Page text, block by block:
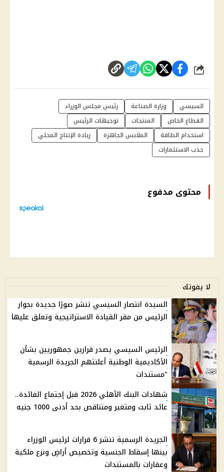
شارك
السيسي وزارة الصناعة
رئيس مجلس الوزراء
القطاع الخاص
المنتجات
توجيهات الرئيس
استخدام الطاقة
الملابس الجاهزة
زيادة الإنتاج المحلي
جذب الاستثمارات
محتوى مدفوع
لا يفوتك
السيدة انتصار السيسي تنشر صورًا جديدة بجوار
الرئيس من مقر القيادة الاستراتيجية وتعلق عليها
الرئيس السيسي يصدر قرارين جمهوريين بشأن
الأكاديمية الوطنية أعلنتهم الجريدة الرسمية
"مستندات
شهادات البنك الأهلي 2026 قبل إجتماع الفائدة..
عائد ثابت ومتغير ومتناقص بحد أدنى 1000 جنيه
الجريدة الرسمية تنشر 6 قرارات لرئيس الوزراء
بينها إسقاط الجنسية وتخصيص أراضٍ ونزع ملكية
وعقارات بالمستندات